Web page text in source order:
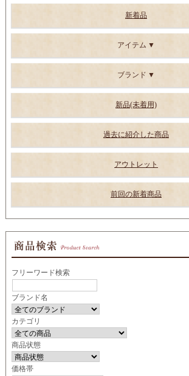
新着品
アイテム
ブランド
新品(未着用)
過去に紹介した商品
アウトレット
前回の新着商品
フリーワード検索
ブランド名
カテゴリ
商品状態
価格帯